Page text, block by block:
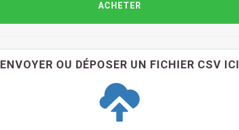
ENVOYER OU DÉPOSER UN FICHIER CSV ICI